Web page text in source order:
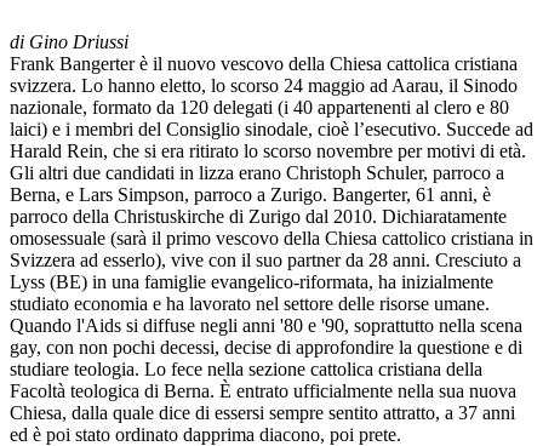
di Gino Driussi
Frank Bangerter è il nuovo vescovo della Chiesa cattolica cristiana
svizzera. Lo hanno eletto, lo scorso 24 maggio ad Aarau, il Sinodo
nazionale, formato da 120 delegati (i 40 appartenenti al clero e 80
laici) e i membri del Consiglio sinodale, cioè l’esecutivo. Succede ad
Harald Rein, che si era ritirato lo scorso novembre per motivi di età.
Gli altri due candidati in lizza erano Christoph Schuler, parroco a
Berna, e Lars Simpson, parroco a Zurigo. Bangerter, 61 anni, è
parroco della Christuskirche di Zurigo dal 2010. Dichiaratamente
omosessuale (sarà il primo vescovo della Chiesa cattolico cristiana in
Svizzera ad esserlo), vive con il suo partner da 28 anni. Cresciuto a
Lyss (BE) in una famiglie evangelico-riformata, ha inizialmente
studiato economia e ha lavorato nel settore delle risorse umane.
Quando l'Aids si diffuse negli anni '80 e '90, soprattutto nella scena
gay, con non pochi decessi, decise di approfondire la questione e di
studiare teologia. Lo fece nella sezione cattolica cristiana della
Facoltà teologica di Berna. È entrato ufficialmente nella sua nuova
Chiesa, dalla quale dice di essersi sempre sentito attratto, a 37 anni
ed è poi stato ordinato dapprima diacono, poi prete.